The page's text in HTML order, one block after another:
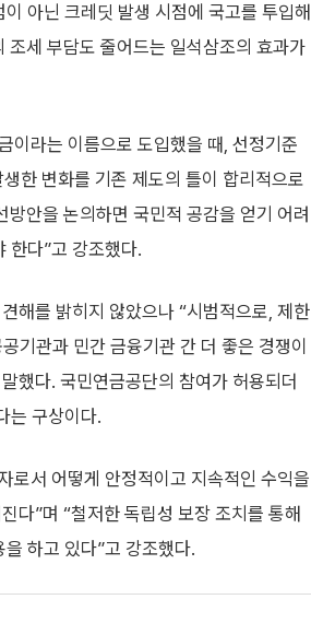
아닌 크레딧 발생 시점에 국고를 투입해
조세 부담도 줄어드는 일석삼조의 효과가
이라는 이름으로 도입했을 때, 선정기준
한 변화를 기존 제도의 틀이 합리적으로
안을 논의하면 국민적 공감을 얻기 어려
한다”고 강조했다.
해를 밝히지 않았으나 “시범적으로, 제한
기관과 민간 금융기관 간 더 좋은 경쟁이
했다. 국민연금공단의 참여가 허용되더
는 구상이다.
로서 어떻게 안정적이고 지속적인 수익을
다”며 “철저한 독립성 보장 조치를 통해
하고 있다”고 강조했다.